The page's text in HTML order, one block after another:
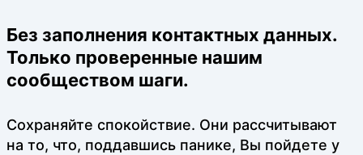
Без заполнения контактных данных.
Только проверенные нашим
сообществом шаги.
Сохраняйте спокойствие. Они рассчитывают
на то, что, поддавшись панике, Вы пойдете у